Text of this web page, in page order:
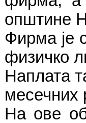
општине
Фирма је
физичко
Наплата
месечних
На ове